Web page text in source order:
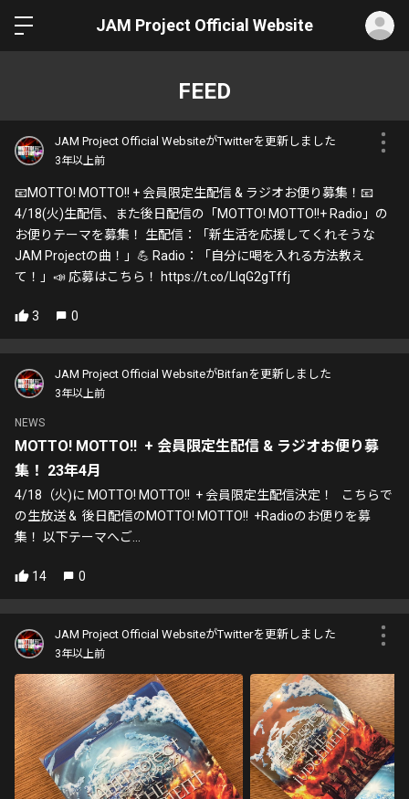
JAM Project Official Website
FEED
JAM Project Official WebsiteがTwitterを更新しました
3年以上前
📧MOTTO! MOTTO!! + 会員限定生配信 & ラジオお便り募集！📧
4/18(火)生配信、また後日配信の「MOTTO! MOTTO!!+ Radio」の
お便りテーマを募集！ 生配信：「新生活を応援してくれそうな
JAM Projectの曲！」💪 Radio：「自分に喝を入れる方法教え
て！」📣 応募はこちら！ https://t.co/LlqG2gTffj
3 0
JAM Project Official WebsiteがBitfanを更新しました
3年以上前
NEWS
MOTTO! MOTTO!! + 会員限定生配信 & ラジオお便り募
集！ 23年4月
4/18（火)に MOTTO! MOTTO!! + 会員限定生配信決定！ こちらで
の生放送 & 後日配信のMOTTO! MOTTO!! +Radioのお便りを募
集！ 以下テーマへご...
14 0
JAM Project Official WebsiteがTwitterを更新しました
3年以上前